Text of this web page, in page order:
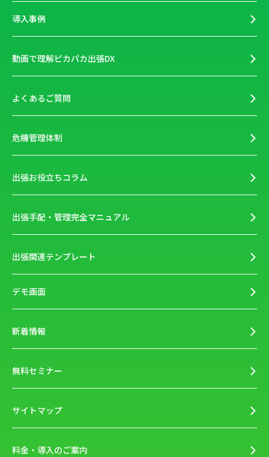
導入事例
動画で理解ピカパカ出張DX
よくあるご質問
危機管理体制
出張お役立ちコラム
出張手配・管理完全マニュアル
出張関連テンプレート
デモ画面
新着情報
無料セミナー
サイトマップ
料金・導入のご案内